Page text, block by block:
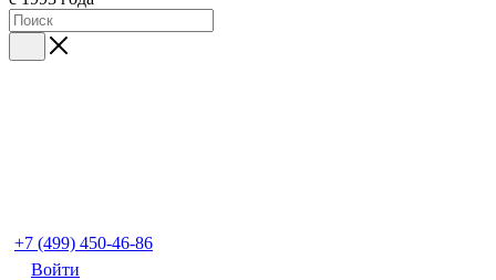
+7 (499) 450-46-86
Войти